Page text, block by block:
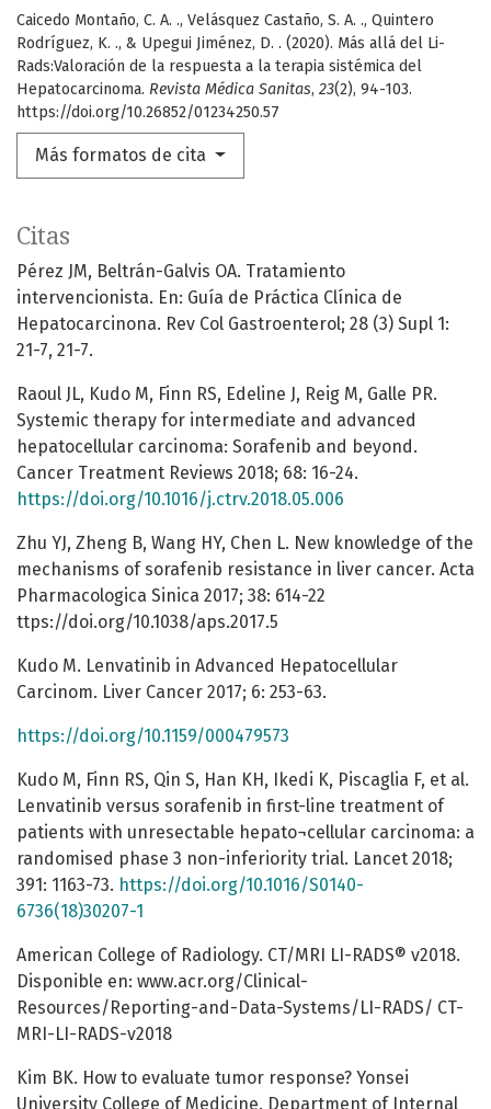
Caicedo Montaño, C. A. ., Velásquez Castaño, S. A. ., Quintero
Rodríguez, K. ., & Upegui Jiménez, D. . (2020). Más allá del Li-
Rads:Valoración de la respuesta a la terapia sistémica del
Hepatocarcinoma. Revista Médica Sanitas, 23(2), 94-103.
https://doi.org/10.26852/01234250.57
Más formatos de cita
Citas
Pérez JM, Beltrán-Galvis OA. Tratamiento
intervencionista. En: Guía de Práctica Clínica de
Hepatocarcinona. Rev Col Gastroenterol; 28 (3) Supl 1:
21-7, 21-7.
Raoul JL, Kudo M, Finn RS, Edeline J, Reig M, Galle PR.
Systemic therapy for intermediate and advanced
hepatocellular carcinoma: Sorafenib and beyond.
Cancer Treatment Reviews 2018; 68: 16-24.
https://doi.org/10.1016/j.ctrv.2018.05.006
Zhu YJ, Zheng B, Wang HY, Chen L. New knowledge of the
mechanisms of sorafenib resistance in liver cancer. Acta
Pharmacologica Sinica 2017; 38: 614-22
ttps://doi.org/10.1038/aps.2017.5
Kudo M. Lenvatinib in Advanced Hepatocellular
Carcinom. Liver Cancer 2017; 6: 253-63.
https://doi.org/10.1159/000479573
Kudo M, Finn RS, Qin S, Han KH, Ikedi K, Piscaglia F, et al.
Lenvatinib versus sorafenib in first-line treatment of
patients with unresectable hepato¬cellular carcinoma: a
randomised phase 3 non-inferiority trial. Lancet 2018;
391: 1163-73. https://doi.org/10.1016/S0140-
6736(18)30207-1
American College of Radiology. CT/MRI LI-RADS® v2018.
Disponible en: www.acr.org/Clinical-
Resources/Reporting-and-Data-Systems/LI-RADS/ CT-
MRI-LI-RADS-v2018
Kim BK. How to evaluate tumor response? Yonsei
University College of Medicine. Department of Internal